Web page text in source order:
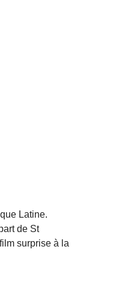
Latine.
de St
surprise à la